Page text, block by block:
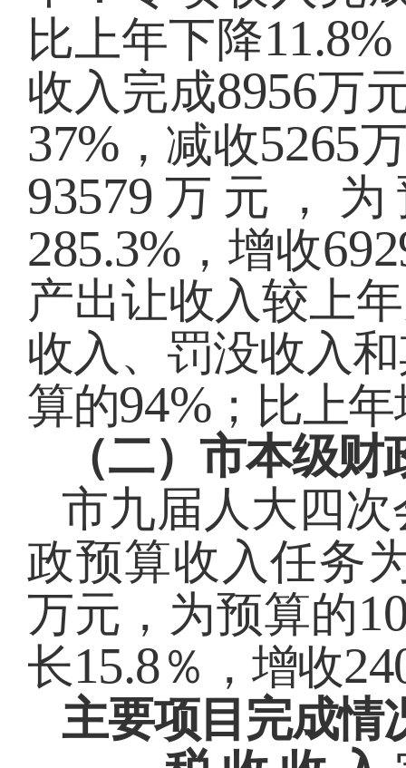
比上年下降11.8%
收入完成8956万
37% ，减收5265
93579 万元，
285.3% ，增收
产出让收入较上
收入、罚没收入
算的94%；比上年
（二）市本级
市九届人大四
政预算收入任务
万元，为预算的
长15.8％，增收
主要项目完成情